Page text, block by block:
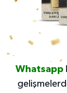
Whatsapp